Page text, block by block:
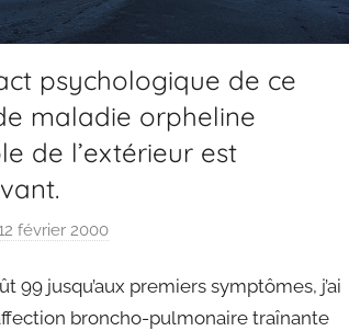
psychologique de ce
maladie orpheline
de l’extérieur est
février 2000
r
F
99 jusqu’aux premiers symptômes, j’ai
broncho-pulmonaire traînante